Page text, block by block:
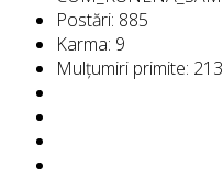
Postări: 885
Karma: 9
Mulțumiri primite: 213